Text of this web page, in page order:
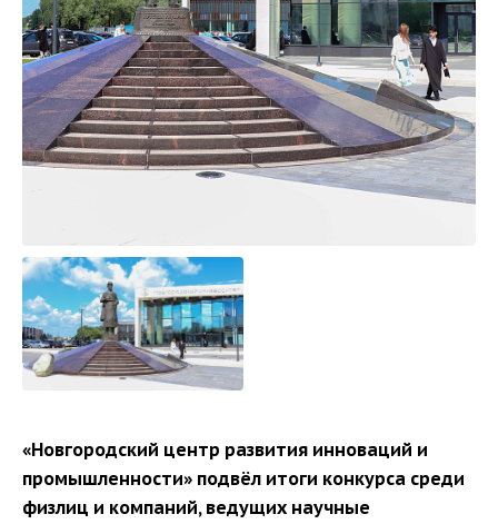
«Новгородский центр развития инноваций и
промышленности» подвёл итоги конкурса среди
физлиц и компаний, ведущих научные